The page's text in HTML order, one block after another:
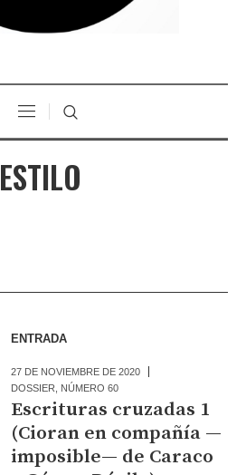
ESTILO
ENTRADA
27 DE NOVIEMBRE DE 2020
DOSSIER
NÚMERO 60
Escrituras cruzadas 1
(Cioran en compañía —
imposible— de Caraco